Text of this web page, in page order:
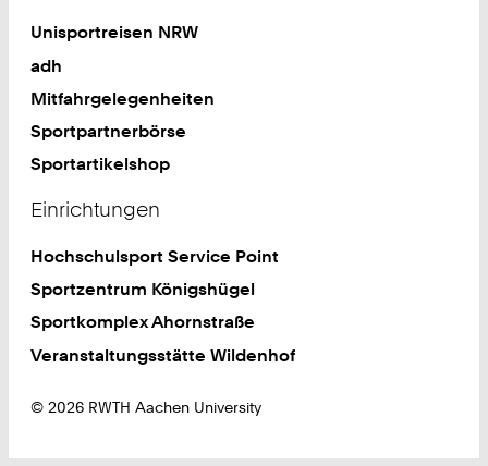
Unisportreisen NRW
adh
Mitfahrgelegenheiten
Sportpartnerbörse
Sportartikelshop
Einrichtungen
Hochschulsport Service Point
Sportzentrum Königshügel
Sportkomplex Ahornstraße
Veranstaltungsstätte Wildenhof
© 2026 RWTH Aachen University